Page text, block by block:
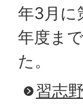
年3月に
年度ま
た。
習志